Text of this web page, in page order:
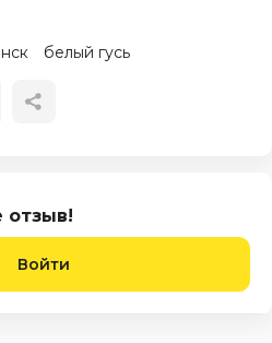
белый гусь
отзыв!
Войти